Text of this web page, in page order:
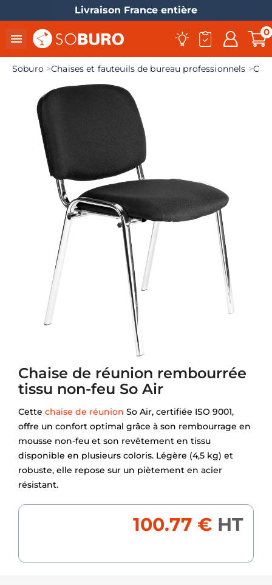
Livraison France entière
 0
Soburo Chaises et fauteuils de bureau professionnels
Chaise de réunion rembourrée
tissu non-feu So Air
Cette chaise de réunion So Air, certifiée ISO 9001,
offre un confort optimal grâce à son rembourrage en
mousse non-feu et son revêtement en tissu
disponible en plusieurs coloris. Légère (4,5 kg) et
robuste, elle repose sur un piètement en acier
résistant.
100.77 € HT